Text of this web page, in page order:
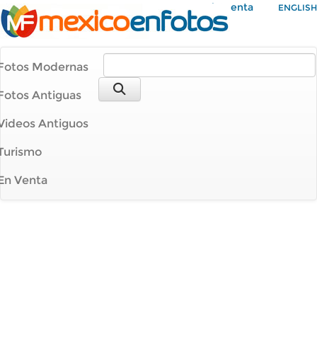
Mi Cuenta ENGLISH
Modernas
Antiguas
Antiguos
Venta